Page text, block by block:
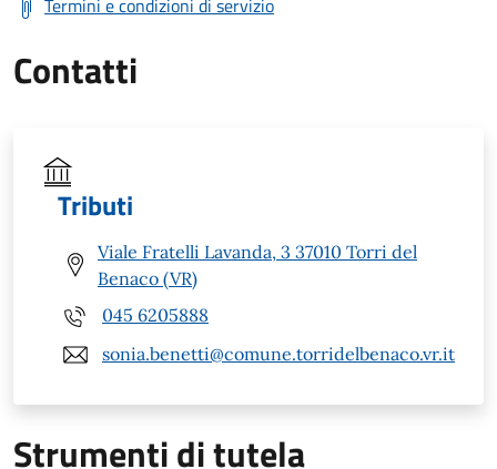
Contatti
Tributi
Viale Fratelli Lavanda, 3 37010 Torri del
Benaco (VR)
045 6205888
sonia.benetti@comune.torridelbenaco.vr.it
Strumenti di tutela